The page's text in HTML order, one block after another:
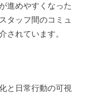
進めやすくなった
タッフ間のコミュ
されています。
と日常行動の可視